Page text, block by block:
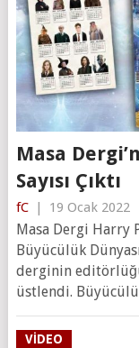
Masa
Sayısı Çıktı
fC | 19 Ocak 2022
Masa Dergi Harry
Büyücülük
derginin
üstlendi.
VIDEO